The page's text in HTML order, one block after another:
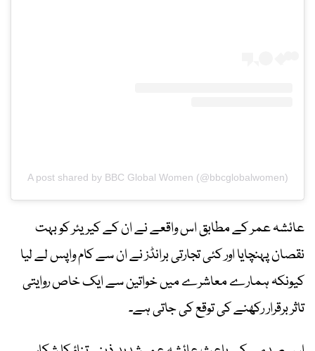
A post shared by BBC Global Women (@bbcglobalwomen)
عائشہ عمر کے مطابق اس واقعے نے ان کے کیریئر کو بہت
نقصان پہنچایا اور کئی تجارتی برانڈز نے ان سے کام واپس لے لیا
کیونکہ ہمارے معاشرے میں خواتین سے ایک خاص روایتی
تاثر برقرار رکھنے کی توقع کی جاتی ہے۔